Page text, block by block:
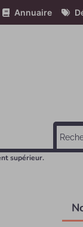
Annuaire
supérieur.